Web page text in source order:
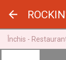
Închis -